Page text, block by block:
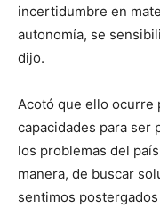
incertidumbre en
autonomía, se
dijo.
Acotó que ello ocurre
capacidades para ser
los problemas del
manera, de buscar
sentimos